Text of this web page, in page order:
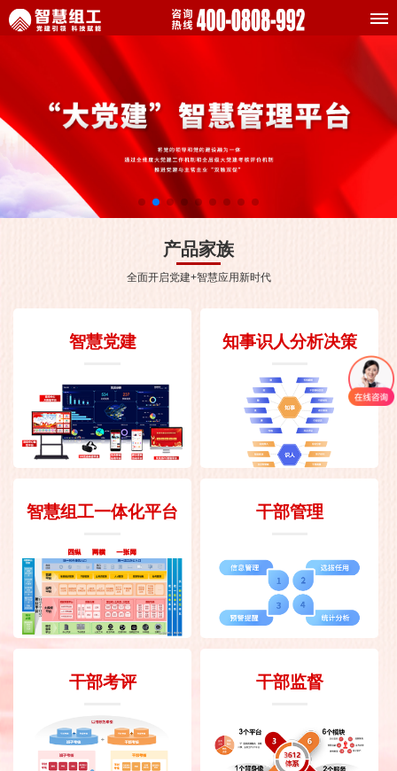
产品家族
全面开启党建+智慧应用新时代
智慧党建 知事识人分析决策
智慧组工一体化平台 干部管理
干部考评 干部监督